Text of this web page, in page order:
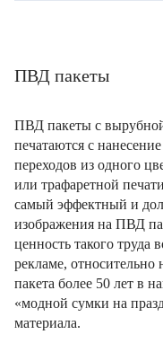
ПВД пакеты
ПВД пакеты с
печатаются с
переходов из одного
или трафаретной
самый эффектный и
изображения на ПВД
ценность такого труда
рекламе,
пакета более 50 лет в
«модной сумки на
материала.